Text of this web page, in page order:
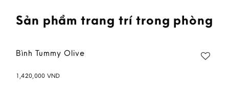
Sản phẩm trang trí trong phòng
Bình Tummy Olive
1,420,000 VND